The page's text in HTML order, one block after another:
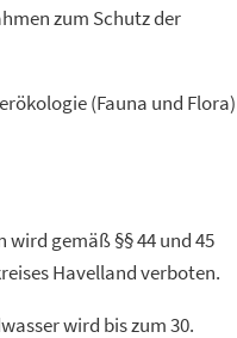
zum Schutz der
(Fauna und Flora)
wird gemäß §§ 44 und 45
Havelland verboten.
wird bis zum 30.